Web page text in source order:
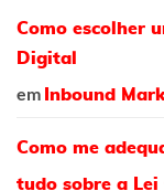
Como escolher
Digital
em Inbound
Como me
tudo sobre a Lei